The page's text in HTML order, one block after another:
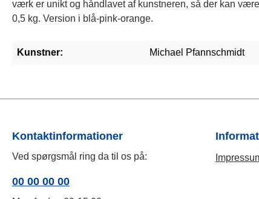
værk er unikt og håndlavet af kunstneren, så der kan
0,5 kg. Version i blå-pink-orange.
Kunstner: Michael Pfannschmidt
Kontaktinformationer
Ved spørgsmål ring da til os på:
00 00 00 00